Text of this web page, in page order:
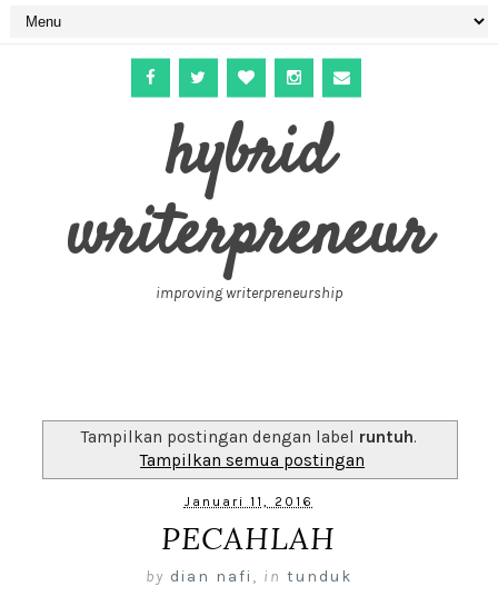
hybrid
writerpreneur
improving writerpreneurship
Tampilkan postingan dengan label runtuh.
Tampilkan semua postingan
Januari 11, 2016
PECAHLAH
by dian nafi , in tunduk